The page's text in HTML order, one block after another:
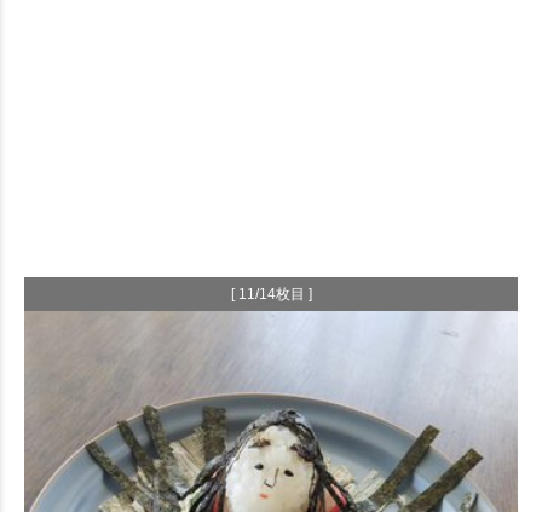
[ 11/14枚目 ]